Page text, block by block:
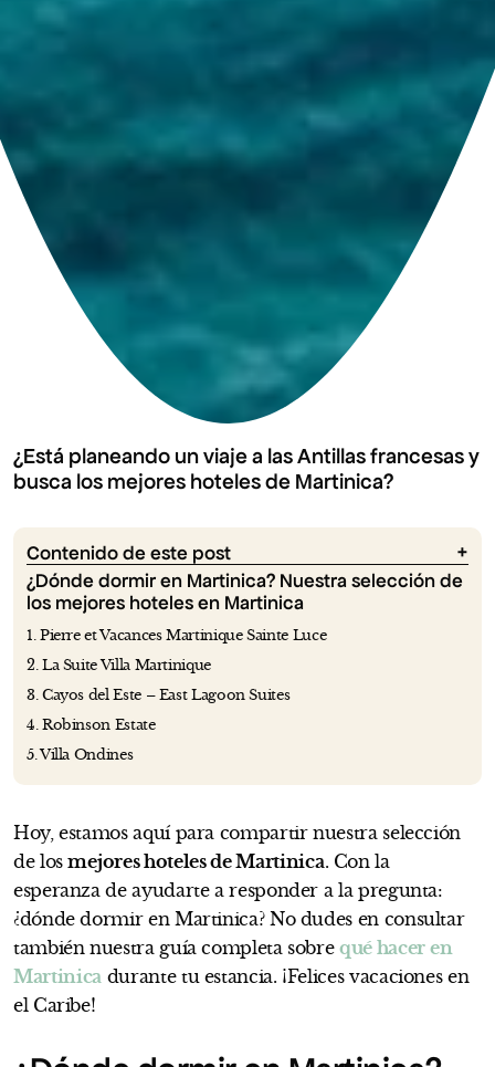
¿Está planeando un viaje a las Antillas francesas y
busca los mejores hoteles de Martinica?
Contenido de este post
¿Dónde dormir en Martinica? Nuestra selección de
los mejores hoteles en Martinica
1. Pierre et Vacances Martinique Sainte Luce
2. La Suite Villa Martinique
3. Cayos del Este – East Lagoon Suites
4. Robinson Estate
5. Villa Ondines
Hoy, estamos aquí para compartir nuestra selección
de losmejores hoteles de Martinica. Con la
esperanza de ayudarte a responder a la pregunta:
¿dónde dormir en Martinica? No dudes en consultar
también nuestra guía completa sobrequé hacer en
Martinica durante tu estancia. ¡Felices vacaciones en
el Caribe!